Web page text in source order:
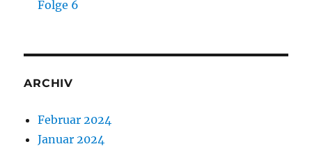
Folge 6
ARCHIV
Februar 2024
Januar 2024